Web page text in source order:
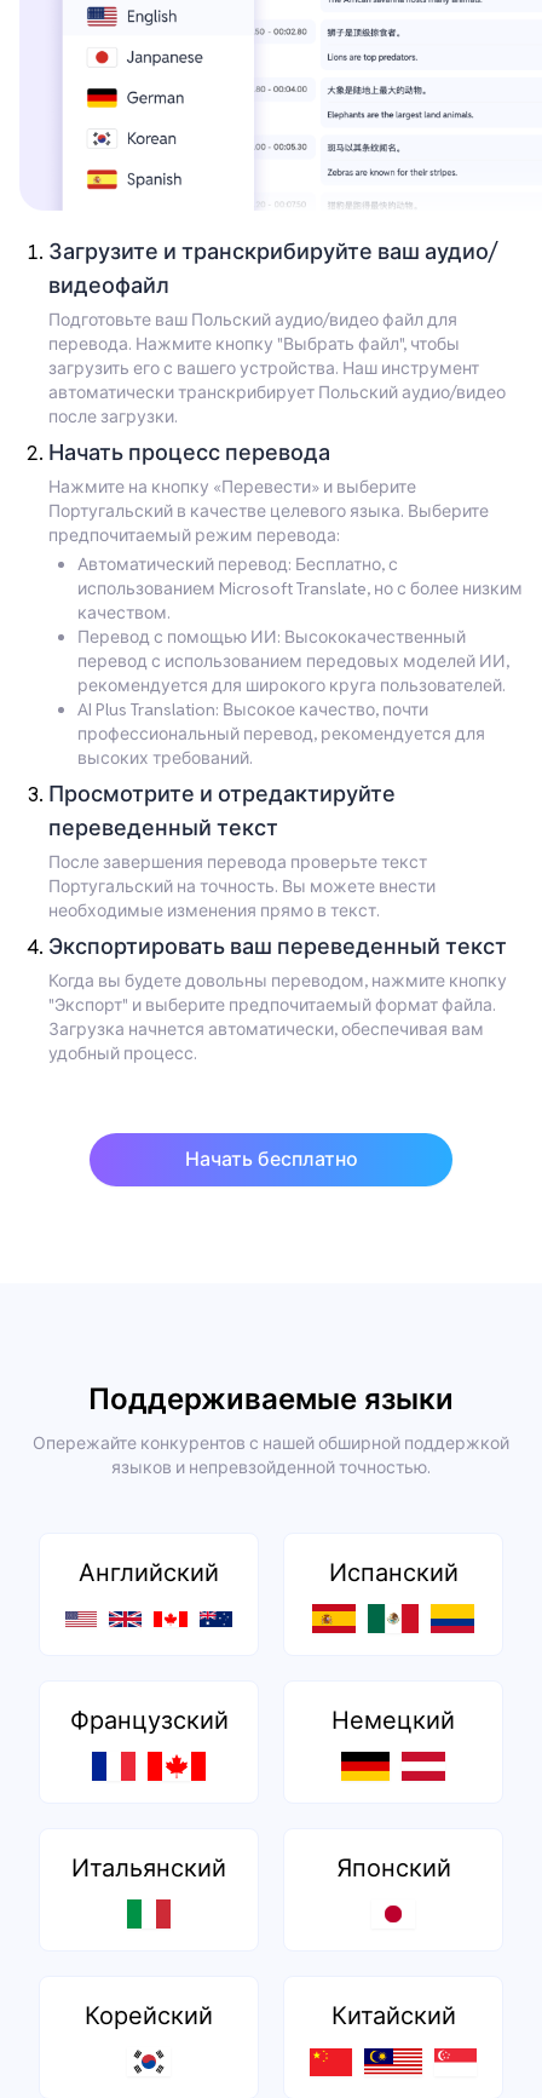
Загрузите и транскрибируйте ваш аудио/
видеофайл
Подготовьте ваш Польский аудио/видео файл для
перевода. Нажмите кнопку "Выбрать файл", чтобы
загрузить его с вашего устройства. Наш инструмент
автоматически транскрибирует Польский аудио/видео
после загрузки.
Начать процесс перевода
Нажмите на кнопку «Перевести» и выберите
Португальский в качестве целевого языка. Выберите
предпочитаемый режим перевода:
Автоматический перевод: Бесплатно, с
использованием Microsoft Translate, но с более низким
качеством.
Перевод с помощью ИИ: Высококачественный
перевод с использованием передовых моделей ИИ,
рекомендуется для широкого круга пользователей.
AI Plus Translation: Высокое качество, почти
профессиональный перевод, рекомендуется для
высоких требований.
Просмотрите и отредактируйте
переведенный текст
После завершения перевода проверьте текст
Португальский на точность. Вы можете внести
необходимые изменения прямо в текст.
Экспортировать ваш переведенный текст
Когда вы будете довольны переводом, нажмите кнопку
"Экспорт" и выберите предпочитаемый формат файла.
Загрузка начнется автоматически, обеспечивая вам
удобный процесс.
Начать бесплатно
Поддерживаемые языки
Опережайте конкурентов с нашей обширной поддержкой
языков и непревзойденной точностью.
Английский Испанский
Французский Немецкий
Итальянский Японский
Корейский Китайский